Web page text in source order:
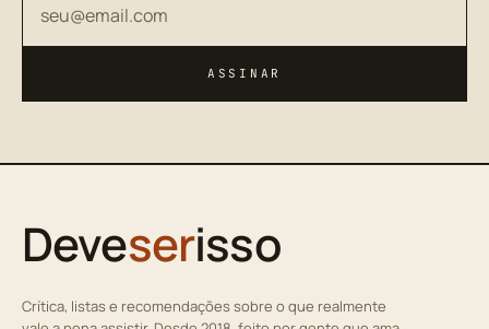
ASSINAR
Deveserisso
Crítica, listas e recomendações sobre o que realmente